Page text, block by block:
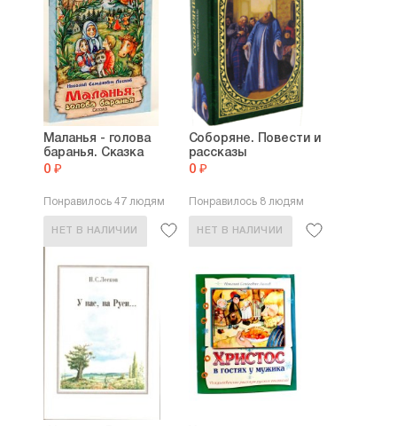
Маланья - голова
баранья. Сказка
0 ₽
Понравилось 47 людям
НЕТ В НАЛИЧИИ
Соборяне. Повести и
рассказы
0 ₽
Понравилось 8 людям
НЕТ В НАЛИЧИИ